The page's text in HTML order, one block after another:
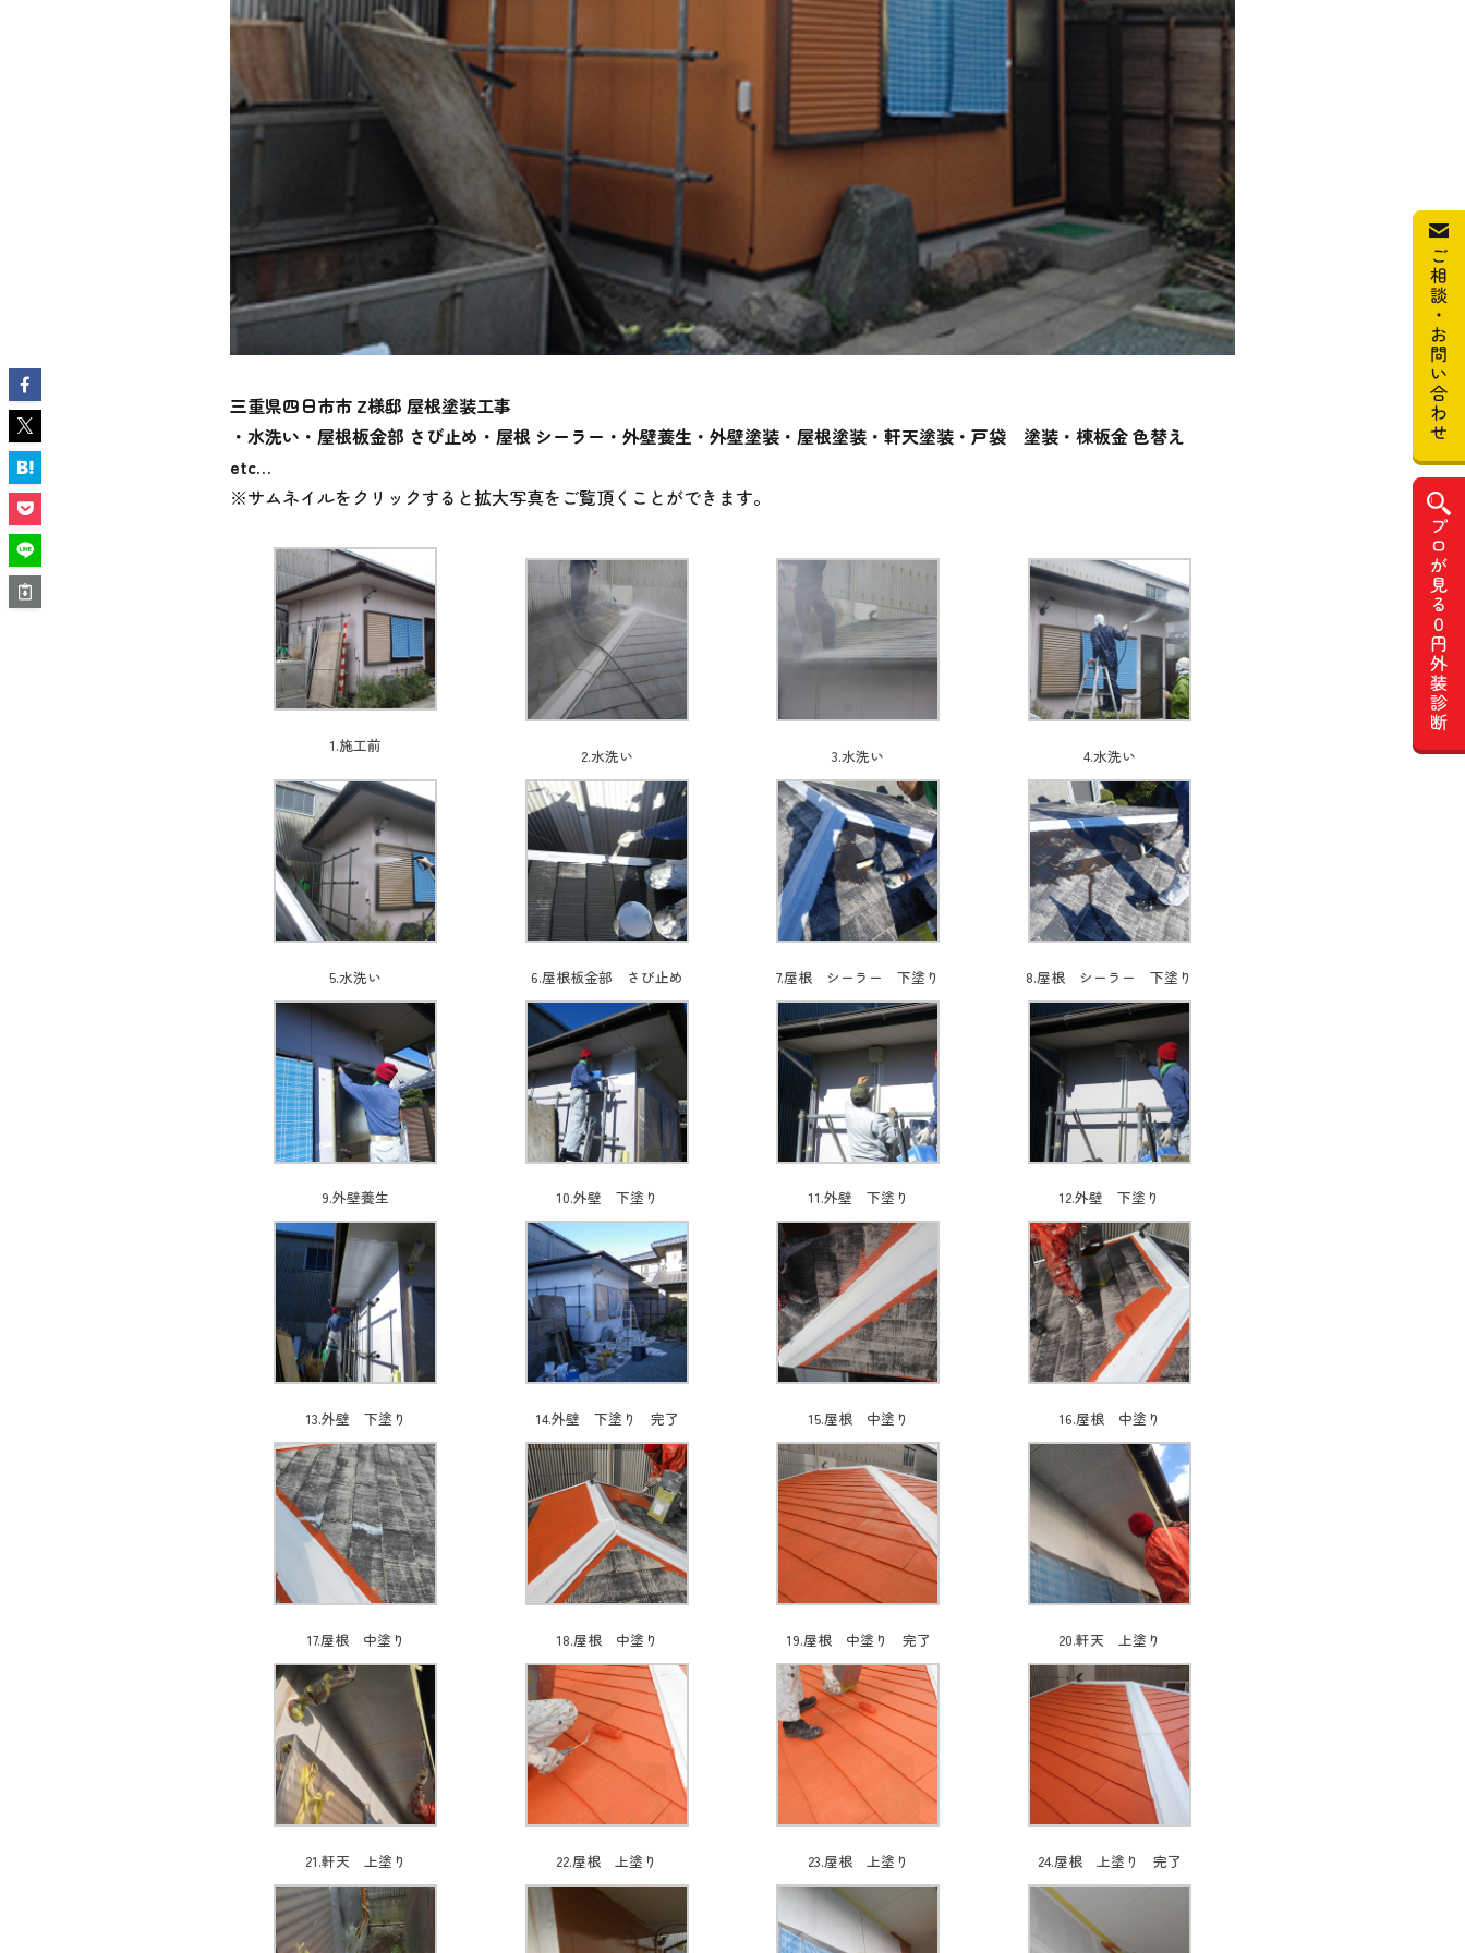
三重県四日市市 Z様邸 屋根塗装工事
・水洗い・屋根板金部 さび止め・屋根 シーラー・外壁養生・外壁塗装・屋根塗装・軒天塗装・戸袋 塗装・棟板金 色替え
etc…
※サムネイルをクリックすると拡大写真をご覧頂くことができます。
1.施工前
2.水洗い 3.水洗い 4.水洗い
5.水洗い 6.屋根板金部 さび止め 7.屋根 シーラー 下塗り 8.屋根 シーラー 下塗り
9.外壁養生 10.外壁 下塗り 11.外壁 下塗り 12.外壁 下塗り
13.外壁 下塗り 14.外壁 下塗り 完了 15.屋根 中塗り 16.屋根 中塗り
17.屋根 中塗り 18.屋根 中塗り 19.屋根 中塗り 完了 20.軒天 上塗り
21.軒天 上塗り 22.屋根 上塗り 23.屋根 上塗り 24.屋根 上塗り 完了